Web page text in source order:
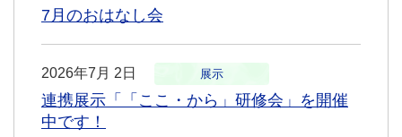
7月のおはなし会
2026年7月 2日 展示
連携展示「「ここ・から」研修会」を開催
中です！